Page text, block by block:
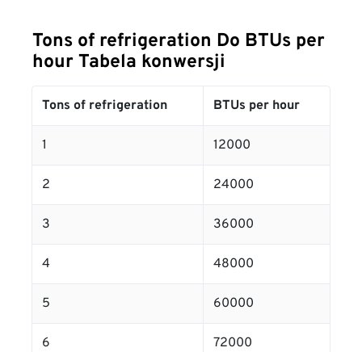
Tons of refrigeration Do BTUs per
hour Tabela konwersji
Tons of refrigeration BTUs per hour
1 12000
2 24000
3 36000
4 48000
5 60000
6 72000